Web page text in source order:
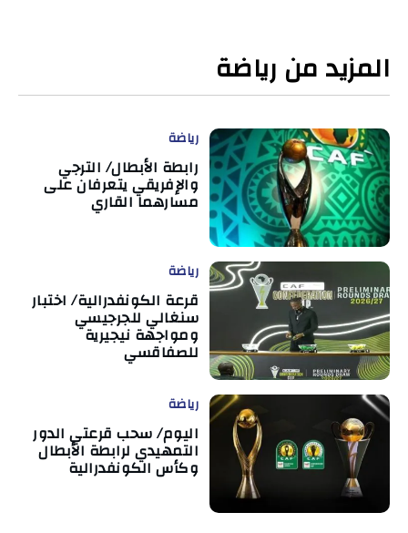
المزيد من رياضة
رياضة
رابطة الأبطال/ الترجي
والإفريقي يتعرفان على
مسارهما القاري
رياضة
قرعة الكونفدرالية/ اختبار
سنغالي للجرجيسي
ومواجهة نيجيرية
للصفاقسي
رياضة
اليوم/ سحب قرعتي الدور
التمهيدي لرابطة الأبطال
وكأس الكونفدرالية